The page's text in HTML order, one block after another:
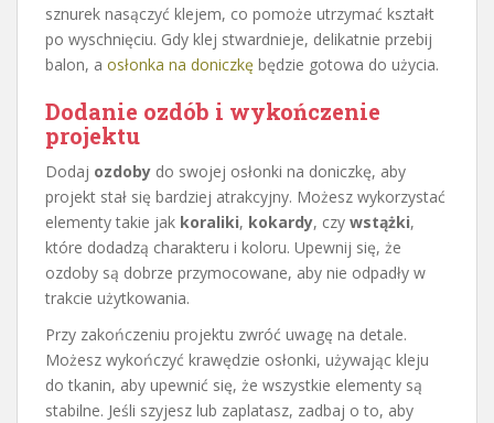
sznurek nasączyć klejem, co pomoże utrzymać kształt
po wyschnięciu. Gdy klej stwardnieje, delikatnie przebij
balon, a osłonka na doniczkę będzie gotowa do użycia.
Dodanie ozdób i wykończenie
projektu
Dodaj ozdoby do swojej osłonki na doniczkę, aby
projekt stał się bardziej atrakcyjny. Możesz wykorzystać
elementy takie jak koraliki, kokardy, czy wstążki,
które dodadzą charakteru i koloru. Upewnij się, że
ozdoby są dobrze przymocowane, aby nie odpadły w
trakcie użytkowania.
Przy zakończeniu projektu zwróć uwagę na detale.
Możesz wykończyć krawędzie osłonki, używając kleju
do tkanin, aby upewnić się, że wszystkie elementy są
stabilne. Jeśli szyjesz lub zaplatasz, zadbaj o to, aby